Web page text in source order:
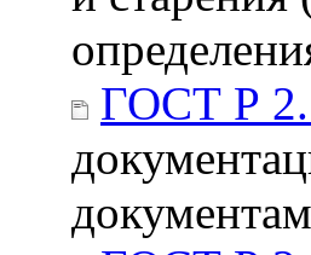
ГОСТ Р
документам